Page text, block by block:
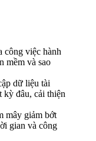
công việc hành
mềm và sao
dữ liệu tài
kỳ đâu, cải thiện
mây giảm bớt
gian và công